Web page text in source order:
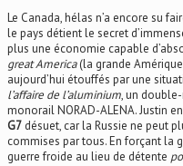
Le Canada, hélas n’a encore su
le pays détient le secret
plus une économie capable
great America(la grande
aujourd’hui étouffés par une
l’affaire de l’aluminium, un
monorail NORAD-ALENA. Justin
G7 désuet, car la Russie ne peut
commises par tous. En forçant la
guerre froide au lieu de détente